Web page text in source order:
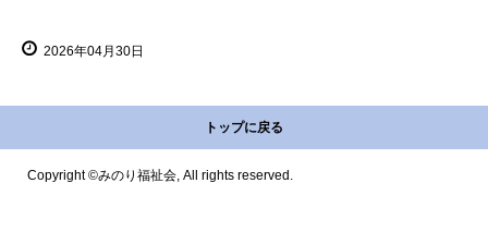
2026年04月30日
トップに戻る
Copyright ©みのり福祉会, All rights reserved.